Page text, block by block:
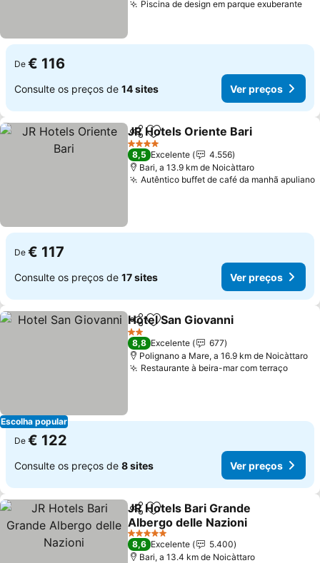
Piscina de design em parque exuberante
De € 116
Consulte os preços de 14 sites Ver preços
PartilharAdicionar aos favoritos
JR Hotels Oriente Bari
4 Estrelas
8,5 Excelente
4.556
Bari, a 13.9 km de Noicàttaro
Autêntico buffet de café da manhã apuliano
De € 117
Consulte os preços de 17 sites Ver preços
Escolha popular
PartilharAdicionar aos favoritos
Hotel San Giovanni
2 Estrelas
8,8 Excelente
677
Polignano a Mare, a 16.9 km de Noicàttaro
Restaurante à beira-mar com terraço
De € 122
Consulte os preços de 8 sites Ver preços
PartilharAdicionar aos favoritos
JR Hotels Bari Grande
Albergo delle Nazioni
5 Estrelas
8,6 Excelente
5.400
Bari, a 13.4 km de Noicàttaro